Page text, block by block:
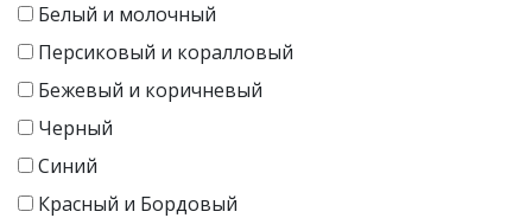
Белый и молочный
Персиковый и коралловый
Бежевый и коричневый
Черный
Синий
Красный и Бордовый